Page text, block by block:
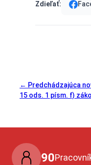
Zdieľať:
← Predchádzajúca
15 ods. 1 písm. f)
90